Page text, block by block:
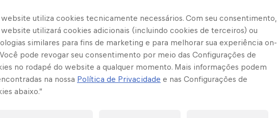
Mais
website utiliza cookies tecnicamente necessários. Com seu consentimento,
utilizará cookies adicionais (incluindo cookies de terceiros) ou
similares para fins de marketing e para melhorar sua experiência on-
pode revogar seu consentimento por meio das Configurações de
no rodapé do website a qualquer momento. Mais informações podem
na nossa Política de Privacidade e nas Configurações de
abaixo.”